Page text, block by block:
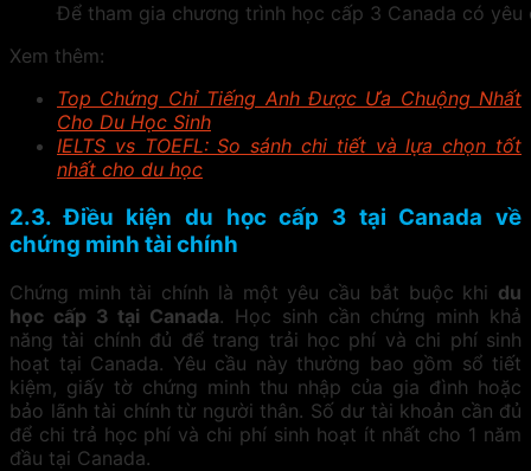
Để tham gia chương trình học cấp 3 Canada có yêu
Xem thêm:
Top Chứng Chỉ Tiếng Anh Được Ưa Chuộng Nhất
Cho Du Học Sinh
IELTS vs TOEFL: So sánh chi tiết và lựa chọn tốt
nhất cho du học
2.3. Điều kiện du học cấp 3 tại Canada về
chứng minh tài chính
Chứng minh tài chính là một yêu cầu bắt buộc khi du
học cấp 3 tại Canada. Học sinh cần chứng minh khả
năng tài chính đủ để trang trải học phí và chi phí sinh
hoạt tại Canada. Yêu cầu này thường bao gồm sổ tiết
kiệm, giấy tờ chứng minh thu nhập của gia đình hoặc
bảo lãnh tài chính từ người thân. Số dư tài khoản cần đủ
để chi trả học phí và chi phí sinh hoạt ít nhất cho 1 năm
đầu tại Canada.